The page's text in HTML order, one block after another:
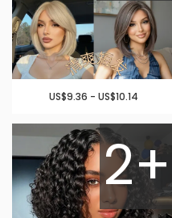
US$9.36 - US$10.14
2+